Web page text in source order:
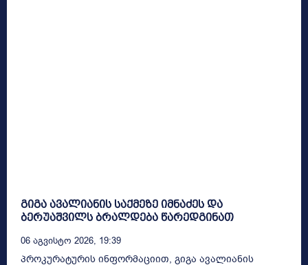
გიგა ავალიანის საქმეზე იმნაძეს და
ბერუაშვილს ბრალდება წარედგინათ
06 Აგვისტო 2026, 19:39
პროკურატურის ინფორმაციით, გიგა ავალიანის